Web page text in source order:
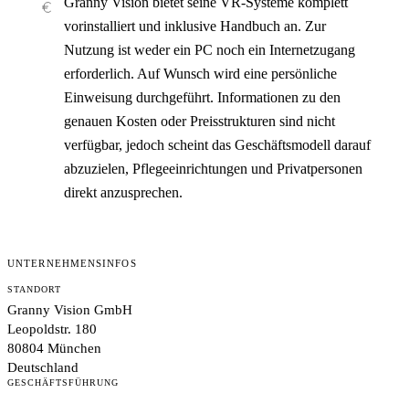
vorinstalliert und inklusive Handbuch an. Zur
Nutzung ist weder ein PC noch ein Internetzugang
erforderlich. Auf Wunsch wird eine persönliche
Einweisung durchgeführt. Informationen zu den
genauen Kosten oder Preisstrukturen sind nicht
verfügbar, jedoch scheint das Geschäftsmodell darauf
abzuzielen, Pflegeeinrichtungen und Privatpersonen
direkt anzusprechen.
UNTERNEHMENSINFOS
STANDORT
Granny Vision GmbH
Leopoldstr. 180
80804 München
Deutschland
GESCHÄFTSFÜHRUNG